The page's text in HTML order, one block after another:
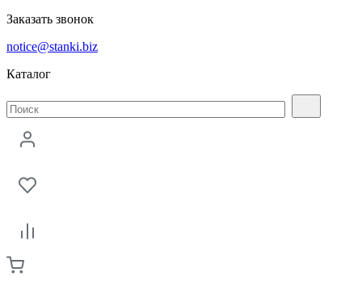
Заказать звонок
notice@stanki.biz
Каталог